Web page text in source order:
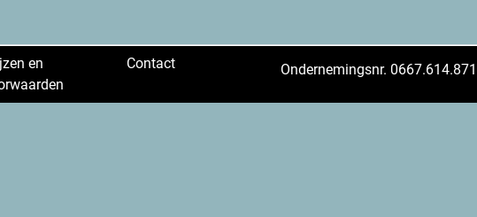
en
Contact Ondernemingsnr.